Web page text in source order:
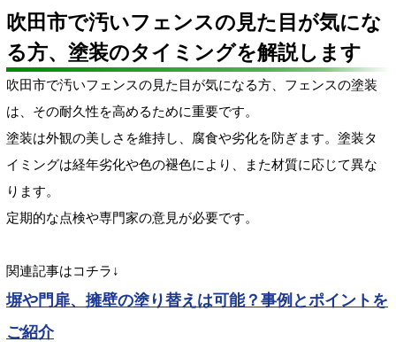
吹田市で汚いフェンスの見た目が気にな
る方、塗装のタイミングを解説します
吹田市で汚いフェンスの見た目が気になる方、フェンスの塗装
は、その耐久性を高めるために重要です。
塗装は外観の美しさを維持し、腐食や劣化を防ぎます。塗装タ
イミングは経年劣化や色の褪色により、また材質に応じて異な
ります。
定期的な点検や専門家の意見が必要です。
関連記事はコチラ↓
塀や門扉、擁壁の塗り替えは可能？事例とポイントを
ご紹介